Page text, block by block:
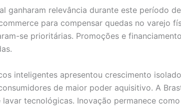
ganharam relevância durante este período
para compensar quedas no varejo
se prioritárias. Promoções e
inteligentes apresentou crescimento
de maior poder aquisitivo. A
tecnológicas. Inovação permanece